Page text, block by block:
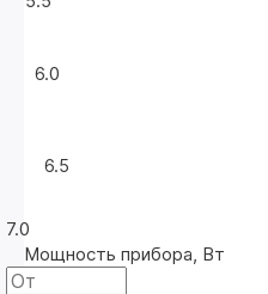
6.0
6.5
7.0
Мощность прибора, Вт